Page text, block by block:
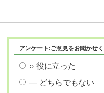
アンケート:ご意見をお聞かせ
○ 役に立った
― どちらでもない